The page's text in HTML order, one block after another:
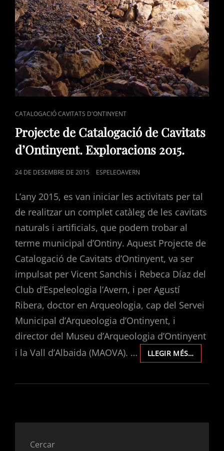
CAT
LINKS
CATALOGACIÓ CAVITATS D'ONTINYENT
Projecte de Catalogació de Cavitats
d’Ontinyent. Exploracions 2015.
POSTED
24 DE DESEMBRE DE 2015 ESPELEOAVERN
L’any 2015, es van iniciar les activitats per tal
de realitzar un complet catàleg de les cavitats
naturals i artificials, que podem trobar al
terme municipal d’Ontiny. Aquest Projecte de
Catalogació de Cavitats d’Ontinyent, va ser
impulsat per Vicent Sanchis i Rebeca Díaz del
Club d’Espeleologia l’Avern, i per Agustí
Ribera, doctor en Arqueologia, cap del Servei
Municipal d’Arqueologia d’Ontinyent, i
director del Museu d’Arqueologia d’Ontinyent
i la Vall d’Albaida (MAOVA). …
LLEGIR MÉS…
DE
DE
Cercar